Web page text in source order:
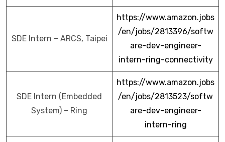
SDE Intern – ARCS, Taipei
https://www.amazon.jobs
/en/jobs/2813396/softw
are-dev-engineer-
intern-ring-connectivity
SDE Intern (Embedded
System) – Ring
https://www.amazon.jobs
/en/jobs/2813523/softw
are-dev-engineer-
intern-ring